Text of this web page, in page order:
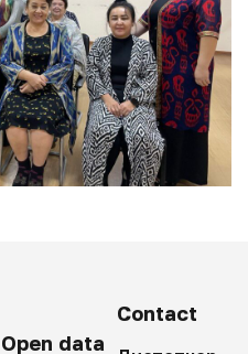
Open data
Contact